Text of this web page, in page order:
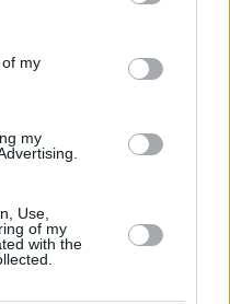
its third-party tags to
in below Google
my
my
Use,
of my
with the
– Από το πιο
διαφορές ανάμεσα στις
φίλους της
μητέρα στα Μάλια:
της και πνίγηκε, τα